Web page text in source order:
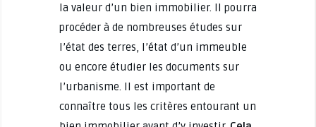
la valeur d’un bien immobilier. Il pourra
procéder à de nombreuses études sur
l’état des terres, l’état d’un immeuble
ou encore étudier les documents sur
l’urbanisme. Il est important de
connaître tous les critères entourant un